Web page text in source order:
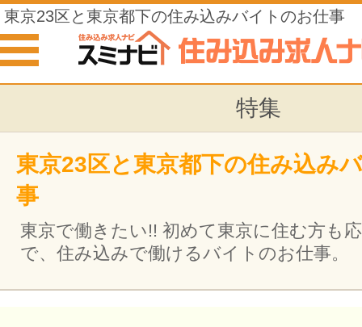
東京23区と東京都下の住み込みバイトのお仕事
特集
東京23区と東京都下の住み込み
事
東京で働きたい!! 初めて東京に住む方も
で、住み込みで働けるバイトのお仕事。